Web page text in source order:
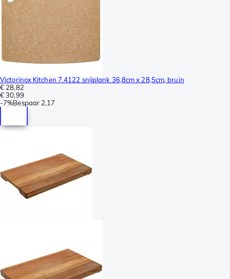
Victorinox Kitchen 7.4122 snijplank 36,8cm x 28,5cm, bruin
€ 28,82
€ 30,99
-7%Bespaar 2,17